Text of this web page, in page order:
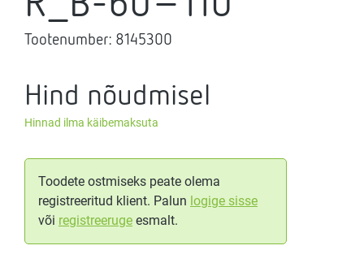
Tootenumber: 8145300
Hind nõudmisel
Hinnad ilma käibemaksuta
Toodete ostmiseks peate olema
registreeritud klient. Palun logige sisse
või registreeruge esmalt.